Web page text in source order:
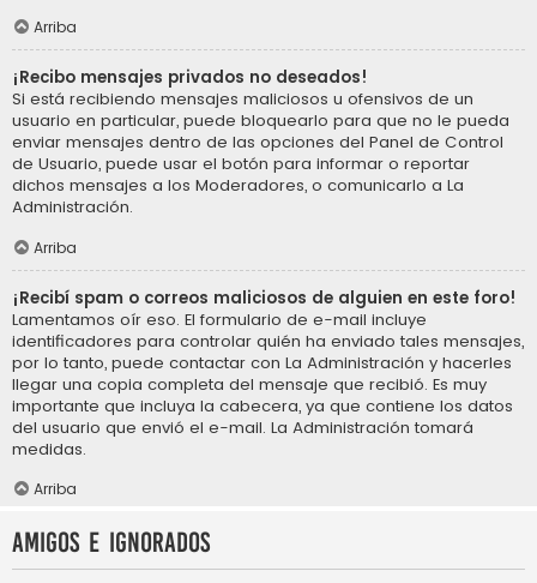
Arriba
¡Recibo mensajes privados no deseados!
Si está recibiendo mensajes maliciosos u ofensivos de un
usuario en particular, puede bloquearlo para que no le pueda
enviar mensajes dentro de las opciones del Panel de Control
de Usuario, puede usar el botón para informar o reportar
dichos mensajes a los Moderadores, o comunicarlo a La
Administración.
Arriba
¡Recibí spam o correos maliciosos de alguien en este foro!
Lamentamos oír eso. El formulario de e-mail incluye
identificadores para controlar quién ha enviado tales mensajes,
por lo tanto, puede contactar con La Administración y hacerles
llegar una copia completa del mensaje que recibió. Es muy
importante que incluya la cabecera, ya que contiene los datos
del usuario que envió el e-mail. La Administración tomará
medidas.
Arriba
Amigos e Ignorados